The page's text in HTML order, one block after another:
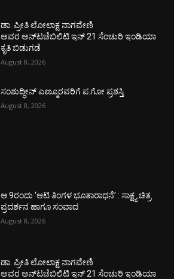
ಡಾ. ಪ್ರೀತಿ ಲೋಲಾಕ್ಷ ನಾಗವೇಣಿ
ಅವರ ಅನ್‌ಟಚೆಬಿಲಿಟಿ ಇನ್ 21 ಸೆಂಚುರಿ ಇಂಡಿಯಾ
ಕೃತಿ ಬಿಡುಗಡೆ
August 8, 2026
ಸಂಶುದ್ಧೀನ್ ಎಣ್ಮೂರವರಿಗೆ ಪ.ಗೋ ಪ್ರಶಸ್ತಿ
August 8, 2026
ಆ.9ರಂದು ‘ಆಟಿ ತಿಂಗಳ ಭೂತಾರಾಧನೆ’ : ಸಾಕ್ಷ್ಯ ಚಿತ್ರ
ಪ್ರದರ್ಶನ ಹಾಗೂ ಸಂವಾದ
August 8, 2026
ಡಾ. ಪ್ರೀತಿ ಲೋಲಾಕ್ಷ ನಾಗವೇಣಿ
ಅವರ ಅನ್‌ಟಚೆಬಿಲಿಟಿ ಇನ್ 21 ಸೆಂಚುರಿ ಇಂಡಿಯಾ